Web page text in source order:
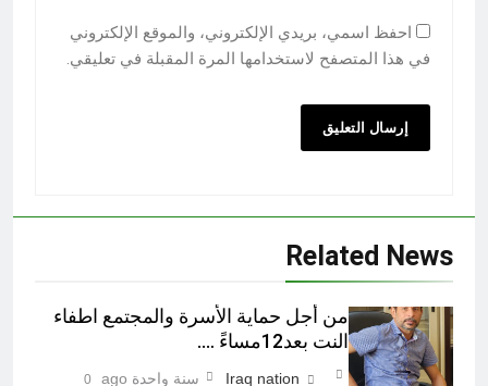
احفظ اسمي، بريدي الإلكتروني، والموقع الإلكتروني
في هذا المتصفح لاستخدامها المرة المقبلة في تعليقي.
Related News
من أجل حماية الأسرة والمجتمع اطفاء
النت بعد12مساءً ….
Iraq nation سنة واحدة ago 0